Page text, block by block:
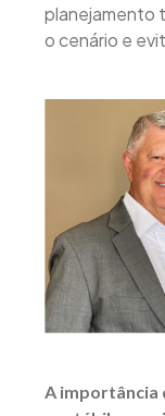
planejamento
o cenário e
A importância